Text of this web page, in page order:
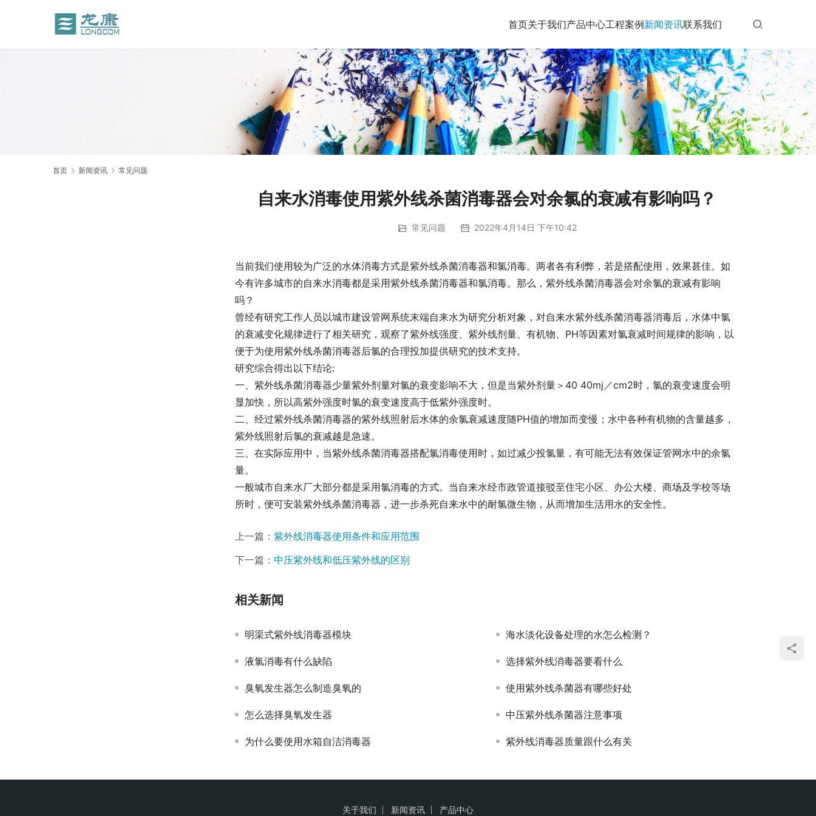
首页关于我们产品中心工程案例新闻资讯联系我们
首页 新闻资讯 常见问题
自来水消毒使用紫外线杀菌消毒器会对余氯的衰减有影响吗？
常见问题 2022年4月14日 下午10:42
当前我们使用较为广泛的水体消毒方式是紫外线杀菌消毒器和氯消毒。两者各有利弊，若是搭配使用，效果甚佳。如
今有许多城市的自来水消毒都是采用紫外线杀菌消毒器和氯消毒。那么，紫外线杀菌消毒器会对余氯的衰减有影响
吗？
曾经有研究工作人员以城市建设管网系统末端自来水为研究分析对象，对自来水紫外线杀菌消毒器消毒后，水体中氯
的衰减变化规律进行了相关研究，观察了紫外线强度、紫外线剂量、有机物、PH等因素对氯衰减时间规律的影响，以
便于为使用紫外线杀菌消毒器后氯的合理投加提供研究的技术支持。
研究综合得出以下结论:
一、紫外线杀菌消毒器少量紫外剂量对氯的衰变影响不大，但是当紫外剂量＞40 40mj／cm2时，氯的衰变速度会明
显加快，所以高紫外强度时氯的衰变速度高于低紫外强度时。
二、经过紫外线杀菌消毒器的紫外线照射后水体的余氯衰减速度随PH值的增加而变慢；水中各种有机物的含量越多，
紫外线照射后氯的衰减越是急速。
三、在实际应用中，当紫外线杀菌消毒器搭配氯消毒使用时，如过减少投氯量，有可能无法有效保证管网水中的余氯
量。
一般城市自来水厂大部分都是采用氯消毒的方式。当自来水经市政管道接驳至住宅小区、办公大楼、商场及学校等场
所时，便可安装紫外线杀菌消毒器，进一步杀死自来水中的耐氯微生物，从而增加生活用水的安全性。
上一篇： 紫外线消毒器使用条件和应用范围
下一篇： 中压紫外线和低压紫外线的区别
相关新闻
明渠式紫外线消毒器模块 海水淡化设备处理的水怎么检测？
液氯消毒有什么缺陷 选择紫外线消毒器要看什么
臭氧发生器怎么制造臭氧的 使用紫外线杀菌器有哪些好处
怎么选择臭氧发生器 中压紫外线杀菌器注意事项
为什么要使用水箱自洁消毒器 紫外线消毒器质量跟什么有关
关于我们 新闻资讯 产品中心